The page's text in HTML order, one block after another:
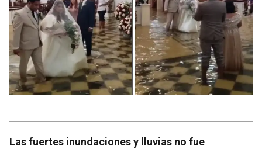
Las fuertes inundaciones y lluvias no fue